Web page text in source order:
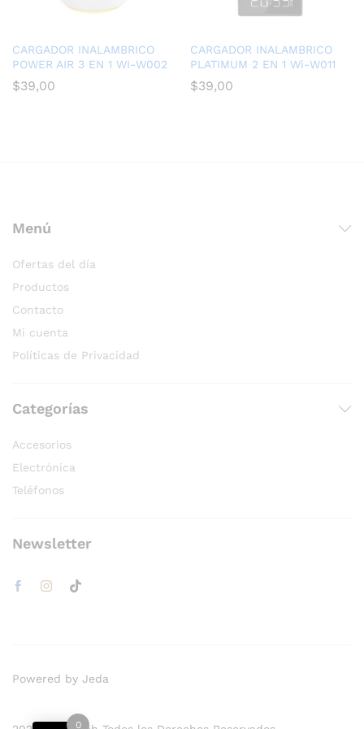
CARGADOR INALAMBRICO
POWER AIR 3 EN 1 WI-W002
$39,00
CARGADOR INALAMBRICO
PLATIMUM 2 EN 1 Wi-W011
$39,00
Menú
Ofertas del día
Productos
Contacto
Mi cuenta
Políticas de Privacidad
Categorías
Accesorios
Electrónica
Teléfonos
Newsletter
Powered by Jeda
0